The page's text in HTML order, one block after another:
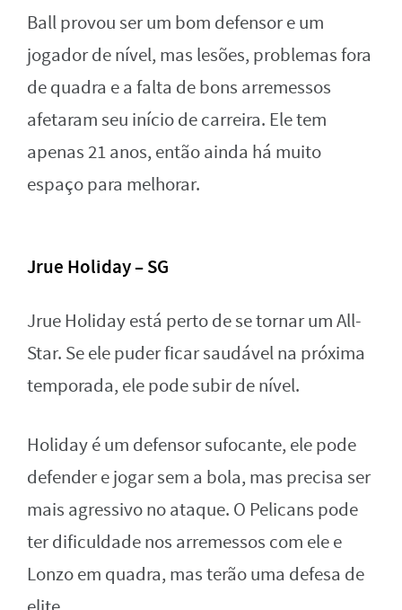
Ball provou ser um bom defensor e um
jogador de nível, mas lesões, problemas fora
de quadra e a falta de bons arremessos
afetaram seu início de carreira. Ele tem
apenas 21 anos, então ainda há muito
espaço para melhorar.
Jrue Holiday – SG
Jrue Holiday está perto de se tornar um All-
Star. Se ele puder ficar saudável na próxima
temporada, ele pode subir de nível.
Holiday é um defensor sufocante, ele pode
defender e jogar sem a bola, mas precisa ser
mais agressivo no ataque. O Pelicans pode
ter dificuldade nos arremessos com ele e
Lonzo em quadra, mas terão uma defesa de